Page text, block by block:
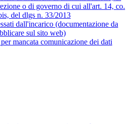
o di governo di cui all'art. 14, co.
del dlgs n. 33/2013
dall'incarico (documentazione da
sul sito web)
mancata comunicazione dei dati